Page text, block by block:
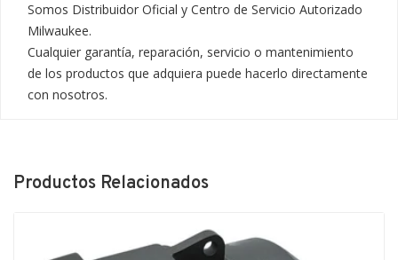
Somos Distribuidor Oficial y Centro de Servicio Autorizado
Milwaukee.
Cualquier garantía, reparación, servicio o mantenimiento
de los productos que adquiera puede hacerlo directamente
con nosotros.
Productos Relacionados